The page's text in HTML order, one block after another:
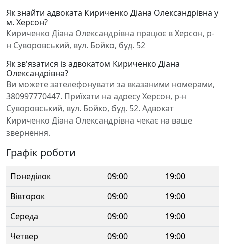
Як знайти адвоката Кириченко Діана Олександрівна у
м. Херсон?
Кириченко Діана Олександрівна працює в Херсон, р-
н Суворовський, вул. Бойко, буд. 52
Як зв'язатися із адвокатом Кириченко Діана
Олександрівна?
Ви можете зателефонувати за вказаними номерами,
380997770447. Приїхати на адресу Херсон, р-н
Суворовський, вул. Бойко, буд. 52. Адвокат
Кириченко Діана Олександрівна чекає на ваше
звернення.
Графік роботи
Понеділок 09:00
19:00
Вівторок
09:00
19:00
Середа
09:00
19:00
Четвер
09:00
19:00